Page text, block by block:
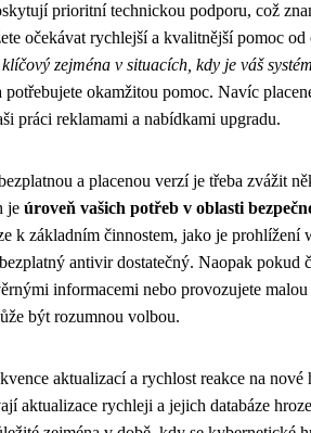
prioritní technickou podporu, což
očekávat rychlejší a kvalitnější pomoc
zejména v situacích, kdy je váš
potřebujete okamžitou pomoc. Navíc
práci reklamami a nabídkami upgradu.
a placenou verzí je třeba zvážit
je úroveň vašich potřeb v oblasti
k základním činnostem, jako je prohlížení
antivir dostatečný. Naopak pokud
informacemi nebo provozujete
být rozumnou volbou.
aktualizací a rychlost reakce na nové
aktualizace rychleji a jejich databáze